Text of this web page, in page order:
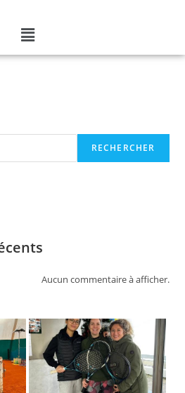
RECHERCHER
Aucun commentaire à afficher.